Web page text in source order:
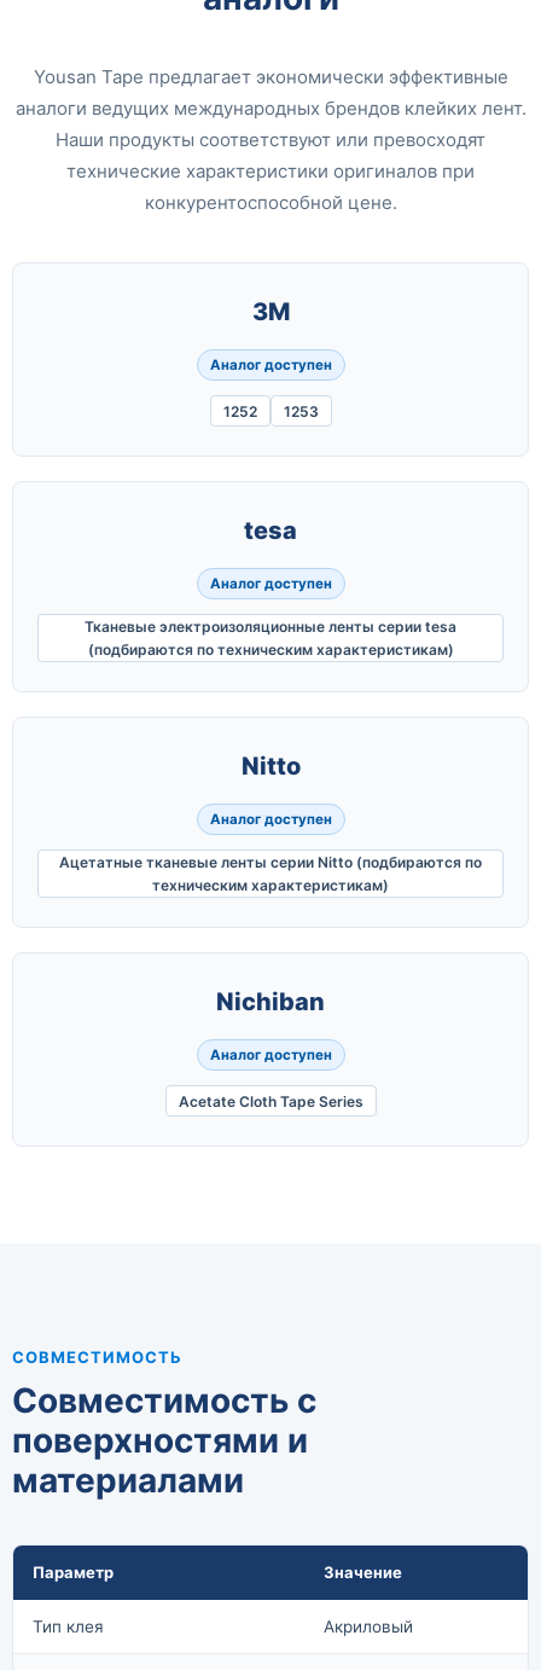
Yousan Tape предлагает экономически эффективные
аналоги ведущих международных брендов клейких лент.
Наши продукты соответствуют или превосходят
технические характеристики оригиналов при
конкурентоспособной цене.
3M
Аналог доступен
1252 1253
tesa
Аналог доступен
Тканевые электроизоляционные ленты серии tesa
(подбираются по техническим характеристикам)
Nitto
Аналог доступен
Ацетатные тканевые ленты серии Nitto (подбираются по
техническим характеристикам)
Nichiban
Аналог доступен
Acetate Cloth Tape Series
СОВМЕСТИМОСТЬ
Совместимость с
поверхностями и
материалами
Параметр Значение
Тип клея Акриловый